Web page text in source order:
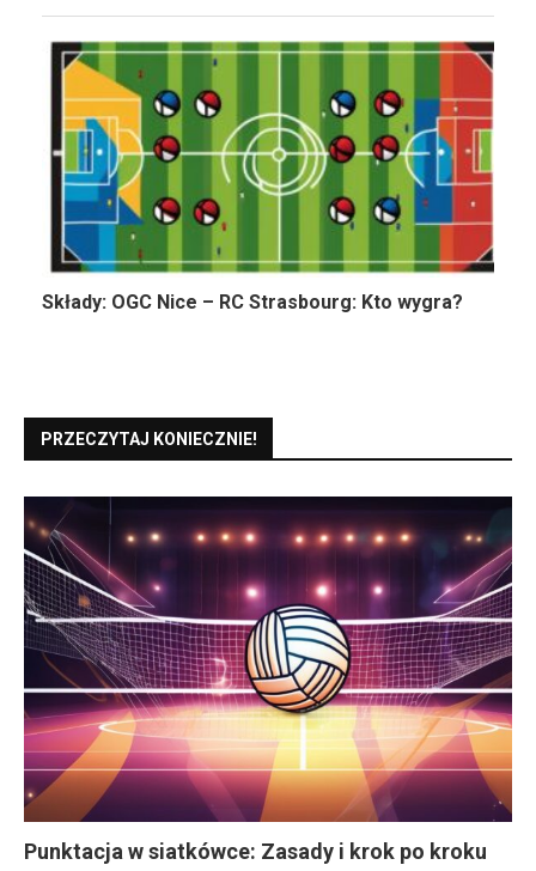
Składy: OGC Nice – RC Strasbourg: Kto wygra?
PRZECZYTAJ KONIECZNIE!
Punktacja w siatkówce: Zasady i krok po kroku